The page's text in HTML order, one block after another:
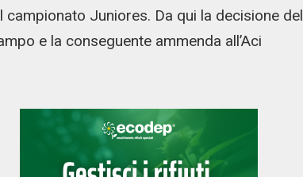
Juniores. Da qui la decisione del
e la conseguente ammenda all’Aci